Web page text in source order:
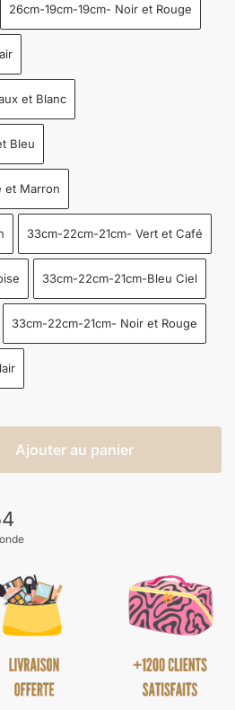
26cm-19cm-19cm- Noir et Rouge
et Blanc
Bleu
et Marron
33cm-22cm-21cm- Vert et Café
33cm-22cm-21cm-Bleu Ciel
33cm-22cm-21cm- Noir et Rouge
Ajouter au panier